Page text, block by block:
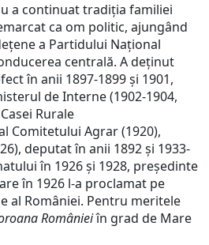
a continuat tradiția familiei
ca om politic, ajungând
a Partidului Național
centrală. A deținut
în anii 1897-1899 și 1901,
de Interne (1902-1904,
Rurale
Comitetului Agrar (1920),
deputat în anii 1892 și 1933-
în 1926 și 1928, președinte
în 1926 l-a proclamat pe
al României. Pentru meritele
Românieiîn grad de Mare